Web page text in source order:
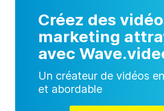
Créez des
marketing
avec
Un créateur de vidéos
et abordable